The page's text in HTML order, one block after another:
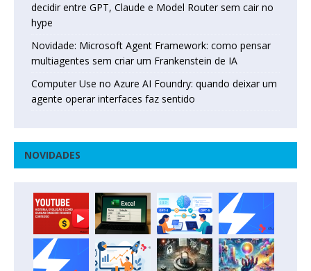
decidir entre GPT, Claude e Model Router sem cair no
hype
Novidade: Microsoft Agent Framework: como pensar
multiagentes sem criar um Frankenstein de IA
Computer Use no Azure AI Foundry: quando deixar um
agente operar interfaces faz sentido
NOVIDADES